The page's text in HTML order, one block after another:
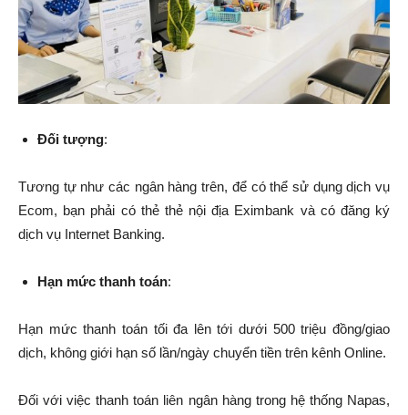
Đối tượng:
Tương tự như các ngân hàng trên, để có thể sử dụng dịch vụ
Ecom, bạn phải có thẻ thẻ nội địa Eximbank và có đăng ký
dịch vụ Internet Banking.
Hạn mức thanh toán:
Hạn mức thanh toán tối đa lên tới dưới 500 triệu đồng/giao
dịch, không giới hạn số lần/ngày chuyển tiền trên kênh Online.
Đối với việc thanh toán liên ngân hàng trong hệ thống Napas,